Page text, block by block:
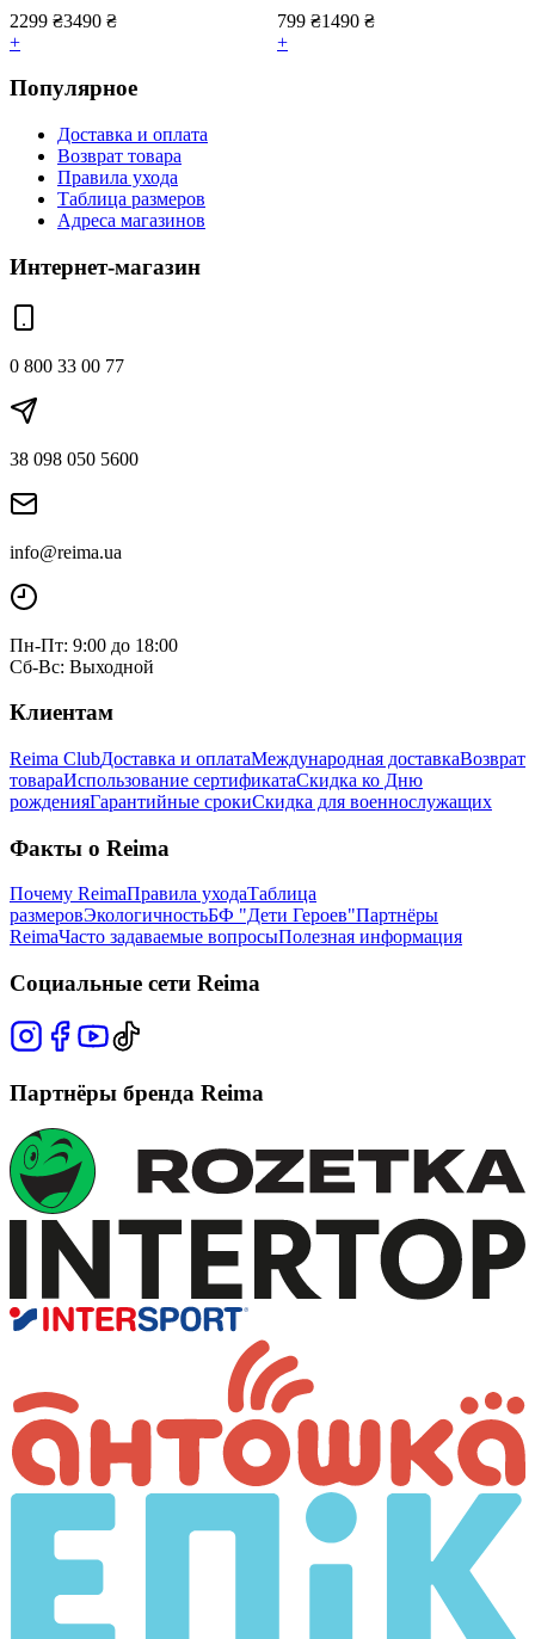
2299 ₴3490 ₴
+
799 ₴1490 ₴
+
Популярное
Доставка и оплата
Возврат товара
Правила ухода
Таблица размеров
Адреса магазинов
Интернет-магазин
0 800 33 00 77
38 098 050 5600
info@reima.ua
Пн-Пт: 9:00 до 18:00
Сб-Вс: Выходной
Клиентам
Reima ClubДоставка и оплатаМеждународная доставкаВозврат
товараИспользование сертификатаСкидка ко Дню
рожденияГарантийные срокиСкидка для военнослужащих
Факты о Reima
Почему ReimaПравила уходаТаблица
размеровЭкологичностьБФ "Дети Героев"Партнёры
ReimaЧасто задаваемые вопросыПолезная информация
Социальные сети Reima
Партнёры бренда Reima